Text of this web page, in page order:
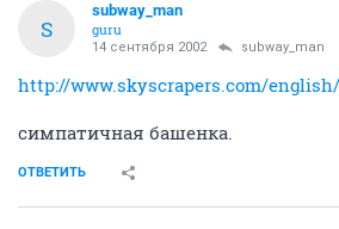
S
subway_man
guru
14 сентября 2002 subway_man
симпатичная башенка.
ОТВЕТИТЬ